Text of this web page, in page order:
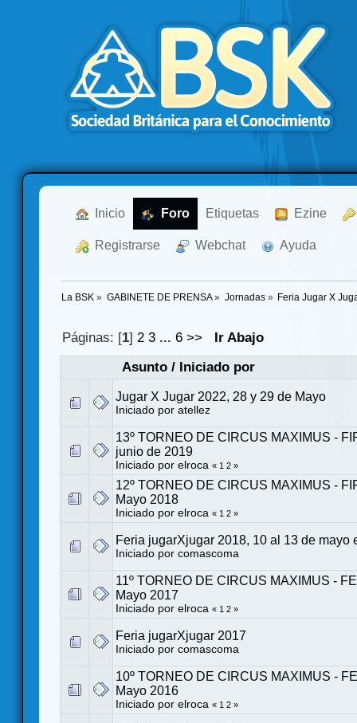
Inicio Foro Etiquetas Ezine
Registrarse Webchat Ayuda
La BSK » GABINETE DE PRENSA» Jornadas» Feria Jugar X
Páginas: [1]2 3 ...6 >>
Ir Abajo
Asunto/ Iniciado por
Jugar X Jugar 2022, 28 y 29 de Mayo
Iniciado por atellez
13º TORNEO DE CIRCUS MAXIMUS -
junio de 2019
Iniciado por elroca « 1 2 »
12º TORNEO DE CIRCUS MAXIMUS -
Mayo 2018
Iniciado por elroca « 1 2 »
Feria jugarXjugar 2018, 10 al 13 de mayo
Iniciado por comascoma
11º TORNEO DE CIRCUS MAXIMUS -
Mayo 2017
Iniciado por elroca « 1 2 »
Feria jugarXjugar 2017
Iniciado por comascoma
10º TORNEO DE CIRCUS MAXIMUS -
Mayo 2016
Iniciado por elroca « 1 2 »